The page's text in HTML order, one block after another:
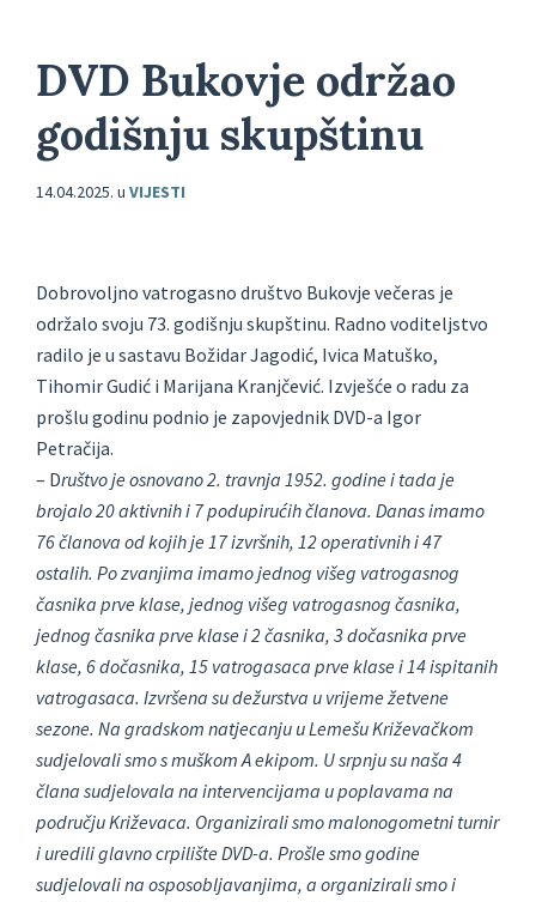
DVD Bukovje održao
godišnju skupštinu
14.04.2025. u VIJESTI
Dobrovoljno vatrogasno društvo Bukovje večeras je
održalo svoju 73. godišnju skupštinu. Radno voditeljstvo
radilo je u sastavu Božidar Jagodić, Ivica Matuško,
Tihomir Gudić i Marijana Kranjčević. Izvješće o radu za
prošlu godinu podnio je zapovjednik DVD-a Igor
Petračija.
– Društvo je osnovano 2. travnja 1952. godine i tada je
brojalo 20 aktivnih i 7 podupirućih članova. Danas imamo
76 članova od kojih je 17 izvršnih, 12 operativnih i 47
ostalih. Po zvanjima imamo jednog višeg vatrogasnog
časnika prve klase, jednog višeg vatrogasnog časnika,
jednog časnika prve klase i 2 časnika, 3 dočasnika prve
klase, 6 dočasnika, 15 vatrogasaca prve klase i 14 ispitanih
vatrogasaca. Izvršena su dežurstva u vrijeme žetvene
sezone. Na gradskom natjecanju u Lemešu Križevačkom
sudjelovali smo s muškom A ekipom. U srpnju su naša 4
člana sudjelovala na intervencijama u poplavama na
području Križevaca. Organizirali smo malonogometni turnir
i uredili glavno crpilište DVD-a. Prošle smo godine
sudjelovali na osposobljavanjima, a organizirali smo i